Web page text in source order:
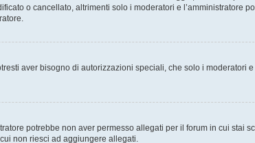
o cancellato, altrimenti solo i moderatori e l’amministratore
aver bisogno di autorizzazioni speciali, che solo i moderatori
potrebbe non aver permesso allegati per il forum in cui stai
non riesci ad aggiungere allegati.